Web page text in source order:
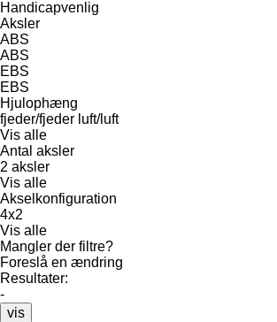
Handicapvenlig
Aksler
ABS
ABS
EBS
EBS
Hjulophæng
fjeder/fjeder luft/luft
Vis alle
Antal aksler
2 aksler
Vis alle
Akselkonfiguration
4x2
Vis alle
Mangler der filtre?
Foreslå en ændring
Resultater:
-
vis